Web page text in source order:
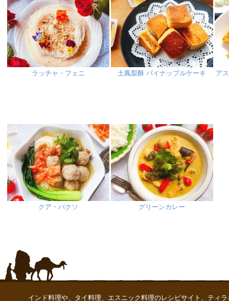
ラッチャ・フェニ 土鳳梨酥 パイナップルケーキ ア
クア・バクソ グリーンカレー
インド料理や、タイ料理、エスニック料理のレシピサイト、ティ